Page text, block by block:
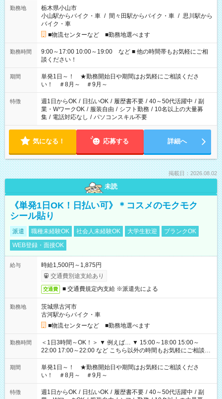
勤務地
栃木県小山市
小山駅からバイク・車 / 間々田駅からバイク・車 / 思川駅から
バイク・車
■物流センターなど ■勤務地選べます
勤務時間
9:00～17:00 10:00～19:00 など ■ 他の時間帯もお気軽にご相
談ください！
期間
単発1日～！ ★勤務開始日や期間はお気軽にご相談くださ
い！ ＃8月～ ＃9月～
特徴 週1日からOK / 日払いOK / 履歴書不要 / 40～50代活躍中 / 副
業・WワークOK / 服装自由 / シフト勤務 / 10名以上の大量募
集 / 電話対応なし / パソコンスキル不要
気になる！ 応募する 詳細へ
掲載日：2026.08.02
未読
《単発1日OK！日払い可》＊コスメのモクモク
シール貼り
派遣 職種未経験OK 社会人未経験OK 大学生歓迎
ブランクOK
WEB登録・面接OK
給与
時給1,500円～1,875円
交通費別途支給あり
交通費 ■ 交通費規定内支給 ※派遣先による
勤務地
茨城県古河市
古河駅からバイク・車
■物流センターなど ■勤務地選べます
勤務時間
＜1日3時間～OK！＞ ▼ 例えば… ▼ 15:00～18:00 15:00～
22:00 17:00～22:00 など こちら以外の時間もお気軽にご相談く
ださい！
期間
単発1日～！ ★勤務開始日や期間はお気軽にご相談くださ
い！ ＃8月～ ＃9月～
特徴 週1日からOK / 日払いOK / 履歴書不要 / 40～50代活躍中 / 副